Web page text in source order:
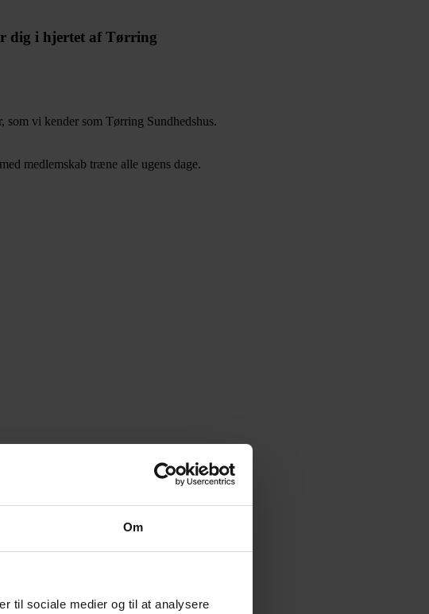
Om
til sociale medier og til at analysere
dig i hjertet af Tørring
vi kender som Tørring Sundhedshus.
medlemskab træne alle ugens dage.